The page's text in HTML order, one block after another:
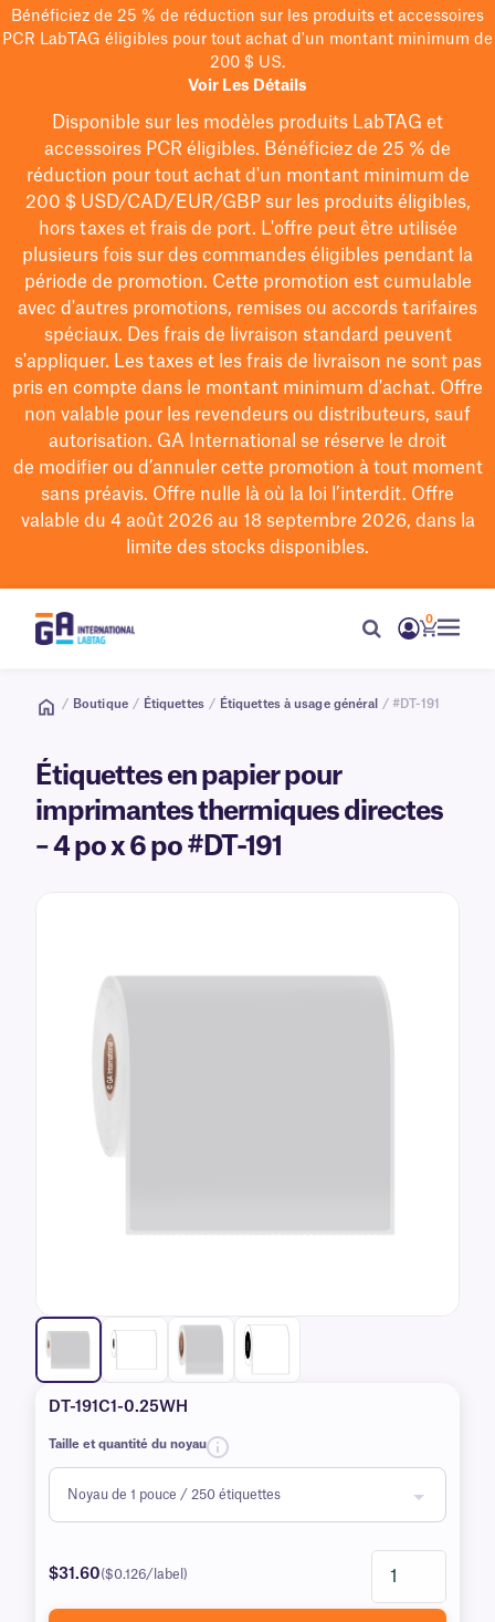
Bénéficiez de 25 % de réduction sur les produits et accessoires
PCR LabTAG éligibles pour tout achat d'un montant minimum de
200 $ US.
Voir Les Détails
Disponible sur les modèles produits LabTAG et
accessoires PCR éligibles. Bénéficiez de 25 % de
réduction pour tout achat d'un montant minimum de
200 $USD/CAD/EUR/GBPsur les produits éligibles,
hors taxes et frais de port. L'offre peut être utilisée
plusieurs fois sur des commandes éligibles pendant la
période de promotion. Cette promotion est cumulable
avec d'autres promotions, remises ou accords tarifaires
spéciaux. Des frais de livraison standard peuvent
s'appliquer. Les taxes et les frais de livraison ne sont pas
pris en compte dans le montant minimum d'achat. Offre
non valable pour les revendeurs ou distributeurs, sauf
autorisation. GA International se réserve le droit
de modifierou d’annuler cette promotion à tout moment
sans préavis. Offre nulle là où la loi l’interdit. Offre
valable du 4 août 2026 au 18 septembre 2026, dans la
limite des stocks disponibles.
0
/ Boutique / Étiquettes / Étiquettes à usage général / #DT-191
Étiquettes en papier pour
imprimantes thermiques directes
– 4 po x 6 po #DT-191
DT-191C1-0.25WH
Taille et quantité du noyau
$31.60($0.126/label)